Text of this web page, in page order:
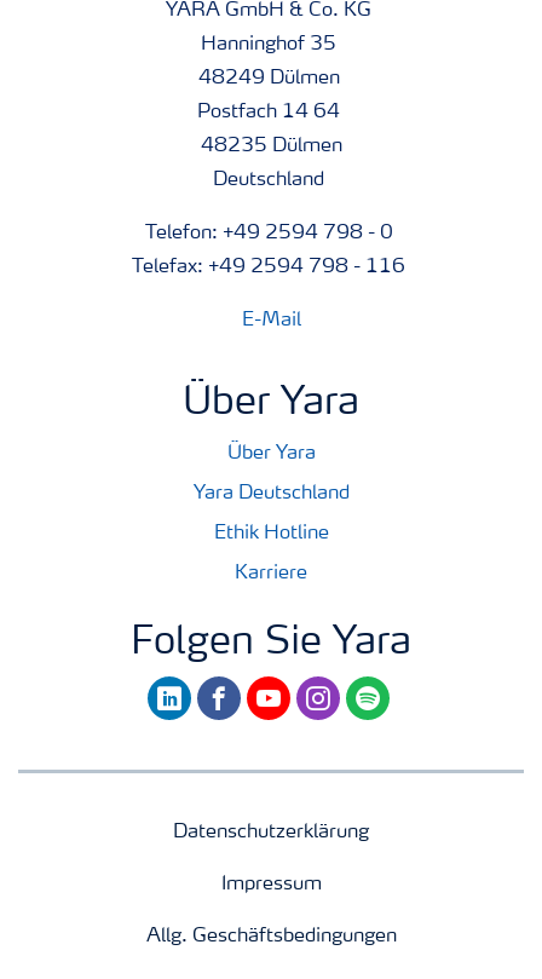
YARA GmbH & Co. KG
Hanninghof 35
48249 Dülmen
Postfach 14 64
48235 Dülmen
Deutschland
Telefon: +49 2594 798 - 0
Telefax: +49 2594 798 - 116
E-Mail
Über Yara
Über Yara
Yara Deutschland
Ethik Hotline
Karriere
Folgen Sie Yara
linkedinfacebookyoutubeinstagram
spotify
Datenschutzerklärung
Impressum
Allg. Geschäftsbedingungen